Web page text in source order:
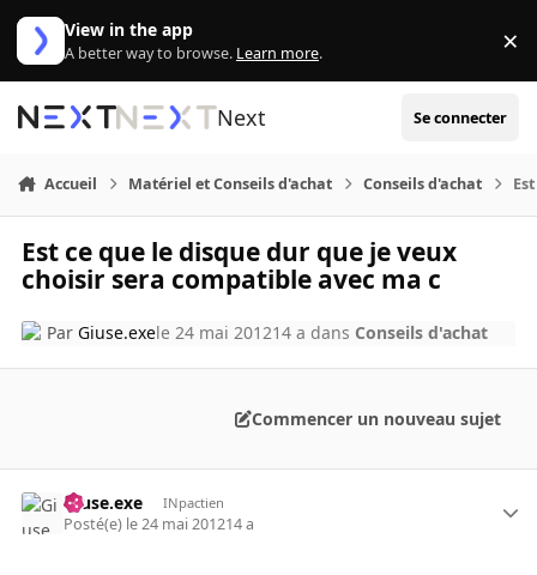
Aller au contenu
View in the app
A better way to browse. Learn more. ×
Next Se connecter
Accueil Matériel et Conseils d'achat Conseils d'achat
Est ce que le disque dur que je veux
choisir sera compatible avec ma c
Par Giuse.exele 24 mai 201214 a dans Conseils d'achat
Commencer un nouveau sujet
Giuse.exe INpactien
Posté(e) le 24 mai 201214 a